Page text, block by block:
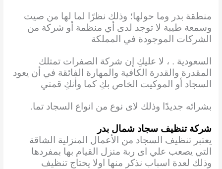
منطقة بدر وما حولها؛ وذلك نظرًا لما لها من صيت
وسمعة طيبة لا توجد لدى أي منظمة أو شركة من
الشركات الموجودة في المملكة
السعودية . ، لا عليكِ إن شركة الصفرات تمتلك
المقدرة والقدرة الكافية والمهارة الفائقة في أن يعود
السجاد أو الموكيت الخاص بكِ كما وأنكِ قمتي
بشرائه جديدًا وذلك لاى نوع من انواع السجاد تما.
شركة تنظيف سجاد شمال بدر
يعتبر تنظيف السجاد من الأعمال المنزلية الشاقة
التي يصعب علي اى ربة منزل القيام بها بمفردها
وذلك لعدة اسباب نذكر منها اولا يحتاج تنظيف